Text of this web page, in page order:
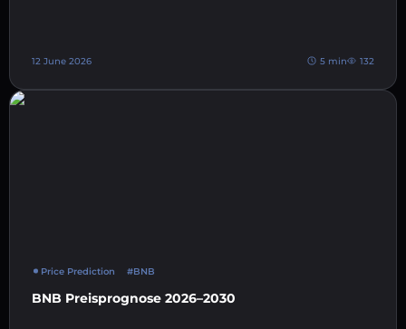
12 June 2026 5 min 132
Price Prediction #BNB
BNB Preisprognose 2026–2030